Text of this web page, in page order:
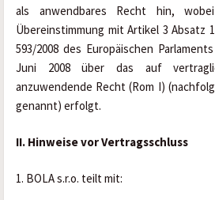
als anwendbares Recht hin,
Übereinstimmung mit Artikel 3 Absatz
593/2008 des Europäischen
Juni 2008 über das auf
anzuwendende Recht (Rom I)
genannt) erfolgt.
II. Hinweise vor Vertragsschluss
1. BOLA s.r.o. teilt mit: